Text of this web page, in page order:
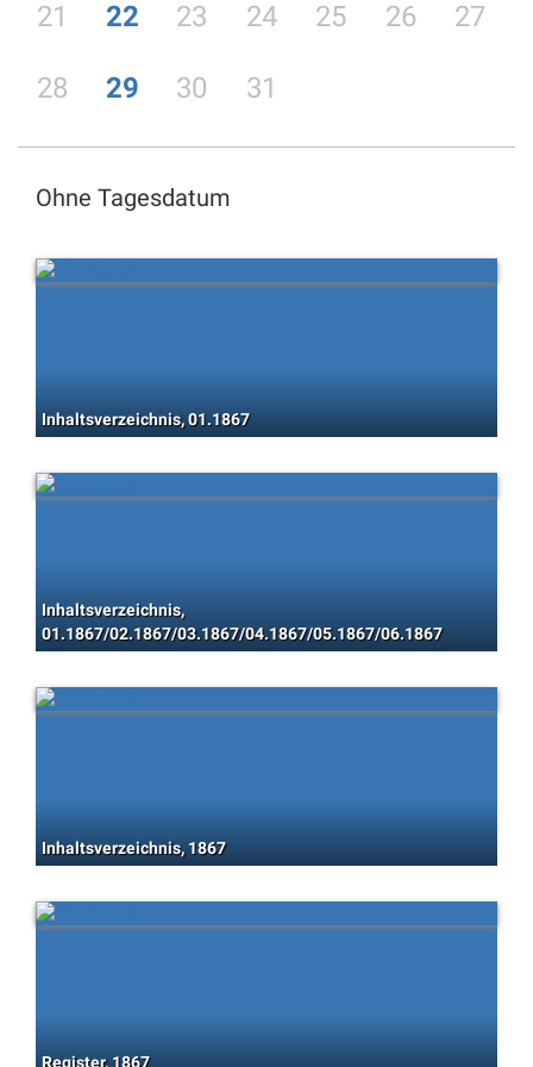
21 22 23 24 25 26 27
28 29 30 31
Ohne Tagesdatum
Inhaltsverzeichnis, 01.1867
Inhaltsverzeichnis,
01.1867/02.1867/03.1867/04.1867/05.1867/06.1867
Inhaltsverzeichnis, 1867
Register, 1867